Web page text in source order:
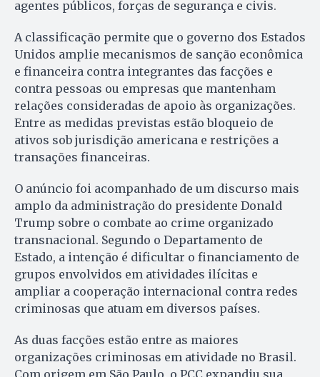
agentes públicos, forças de segurança e civis.
A classificação permite que o governo dos Estados
Unidos amplie mecanismos de sanção econômica
e financeira contra integrantes das facções e
contra pessoas ou empresas que mantenham
relações consideradas de apoio às organizações.
Entre as medidas previstas estão bloqueio de
ativos sob jurisdição americana e restrições a
transações financeiras.
O anúncio foi acompanhado de um discurso mais
amplo da administração do presidente Donald
Trump sobre o combate ao crime organizado
transnacional. Segundo o Departamento de
Estado, a intenção é dificultar o financiamento de
grupos envolvidos em atividades ilícitas e
ampliar a cooperação internacional contra redes
criminosas que atuam em diversos países.
As duas facções estão entre as maiores
organizações criminosas em atividade no Brasil.
Com origem em São Paulo, o PCC expandiu sua